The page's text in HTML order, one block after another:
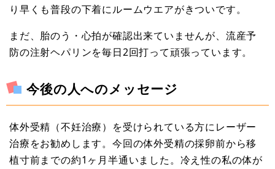
り早くも普段の下着にルームウエアがきついです。
まだ、胎のう・心拍が確認出来ていませんが、流産予
防の注射ヘパリンを毎日2回打って頑張っています。
今後の人へのメッセージ
体外受精（不妊治療）を受けられている方にレーザー
治療をお勧めします。今回の体外受精の採卵前から移
植寸前までの約1ヶ月半通いました。冷え性の私の体が